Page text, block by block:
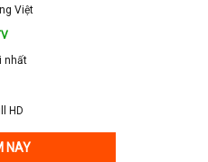
Việt
nhất
HD
NAY